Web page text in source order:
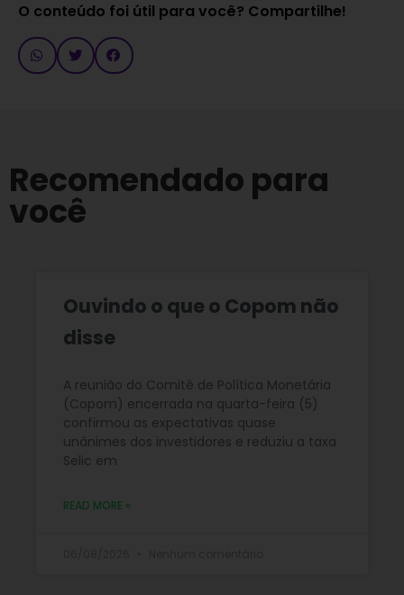
O conteúdo foi útil para você? Compartilhe!
Recomendado para
você
Ouvindo o que o Copom não
disse
A reunião do Comitê de Política Monetária
(Copom) encerrada na quarta-feira (5)
confirmou as expectativas quase
unânimes dos investidores e reduziu a taxa
Selic em
READ MORE »